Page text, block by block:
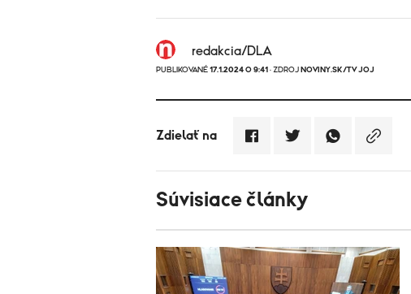
redakcia/DLA
PUBLIKOVANÉ 17.1.2024 O 9:41 · ZDROJ NOVINY.SK/TV JOJ
Zdielať na
Súvisiace články